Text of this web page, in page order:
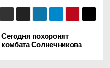
Сегодня похоронят
комбата Солнечникова